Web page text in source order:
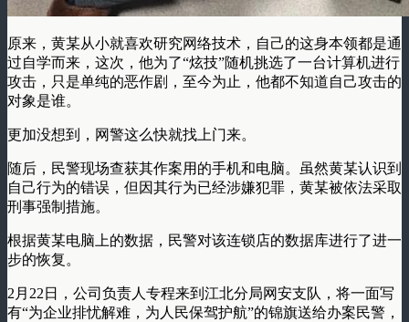
原来，黄某从小就喜欢研究网络技术，自己的这身本领都是通
过自学而来，这次，他为了“炫技”随机挑选了一台计算机进行
攻击，只是单纯的恶作剧，至今为止，他都不知道自己攻击的
对象是谁。
更加没想到，网警这么快就找上门来。
随后，民警现场查获其作案用的手机和电脑。虽然黄某认识到
自己行为的错误，但因其行为已经涉嫌犯罪，黄某被依法采取
刑事强制措施。
根据黄某电脑上的数据，民警对该连锁店的数据库进行了进一
步的恢复。
2月22日，公司负责人专程来到江北分局网安支队，将一面写
有“为企业排忧解难，为人民保驾护航”的锦旗送给办案民警，